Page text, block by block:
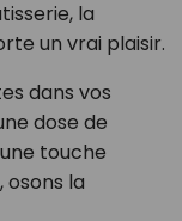
la
un vrai plaisir.
dans vos
dose de
touche
la